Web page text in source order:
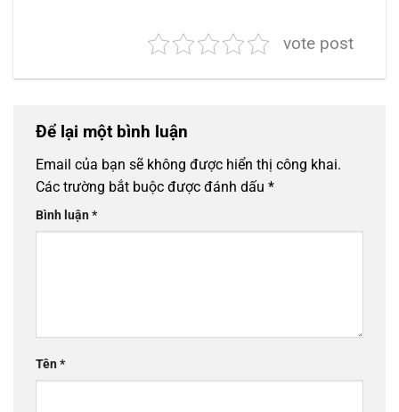
vote post
Để lại một bình luận
Email của bạn sẽ không được hiển thị công khai.
Các trường bắt buộc được đánh dấu *
Bình luận*
Tên*